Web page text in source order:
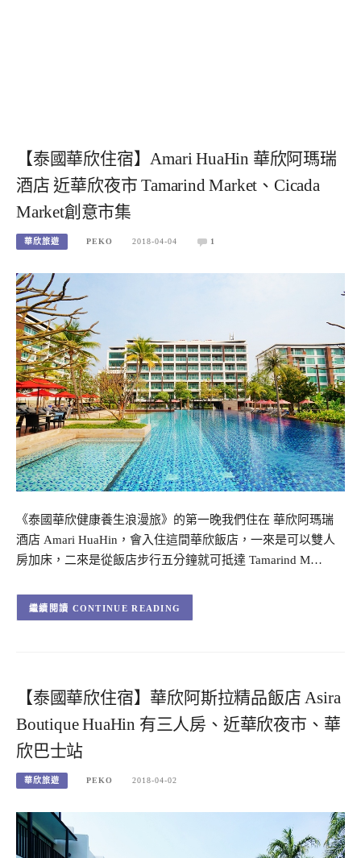
【泰國華欣住宿】Amari HuaHin 華欣阿瑪瑞
酒店 近華欣夜市 Tamarind Market、Cicada
Market創意市集
華欣旅遊 PEKO 2018-04-04 1
《泰國華欣健康養生浪漫旅》的第一晚我們住在 華欣阿瑪瑞
酒店 Amari HuaHin，會入住這間華欣飯店，一來是可以雙人
房加床，二來是從飯店步行五分鐘就可抵達 Tamarind M…
CONTINUE READING
【泰國華欣住宿】華欣阿斯拉精品飯店 Asira
Boutique HuaHin 有三人房、近華欣夜市、華
欣巴士站
華欣旅遊 PEKO 2018-04-02